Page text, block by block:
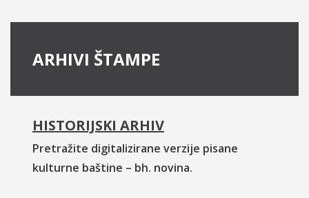
ARHIVI ŠTAMPE
HISTORIJSKI ARHIV
Pretražite digitalizirane verzije pisane
kulturne baštine – bh. novina.